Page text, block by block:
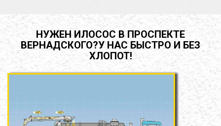
НУЖЕН ИЛОСОС В ПРОСПЕКТЕ
ВЕРНАДСКОГО?У НАС БЫСТРО И БЕЗ
ХЛОПОТ!